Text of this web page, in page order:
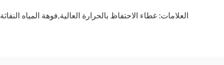
العلامات: غطاء الاحتفاظ بالحرارة العالية,فوهة المياه النفاثة